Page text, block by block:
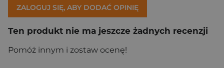
ZALOGUJ SIĘ, ABY DODAĆ OPINIĘ
Ten produkt nie ma jeszcze żadnych recenzji
Pomóż innym i zostaw ocenę!